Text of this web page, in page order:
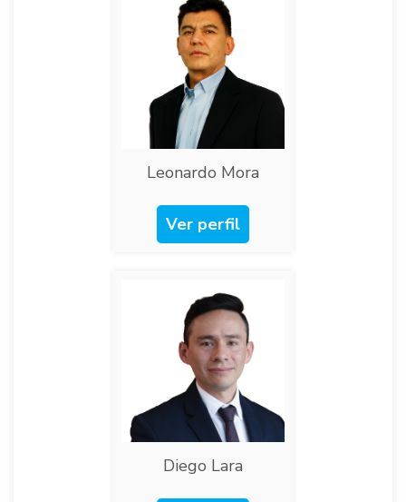
Leonardo Mora
Ver perfil
Diego Lara